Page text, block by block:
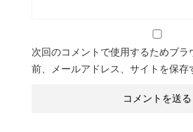
次回のコメントで使用するためブラ
前、メールアドレス、サイトを保存